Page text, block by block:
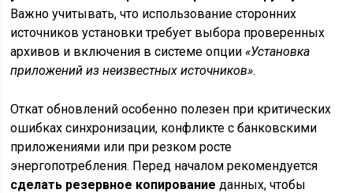
Важно учитывать, что использование сторонних
источников установки требует выбора проверенных
архивов и включения в системе опции«Установка
приложений из неизвестных источников».
Откат обновлений особенно полезен при критических
ошибках синхронизации, конфликте с банковскими
приложениями или при резком росте
энергопотребления. Перед началом рекомендуется
сделать резервное копирование данных, чтобы